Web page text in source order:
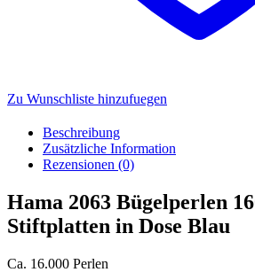
Zu Wunschliste hinzufuegen
Beschreibung
Zusätzliche Information
Rezensionen (0)
Hama 2063 Bügelperlen
Stiftplatten in Dose Blau
Ca. 16.000 Perlen